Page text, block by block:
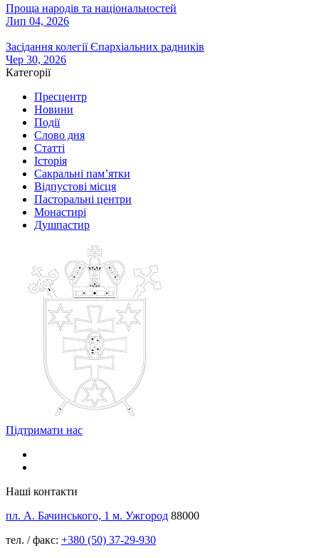
Проща народів та національностей
Лип 04, 2026
Засідання колегії Єпархіальних радників
Чер 30, 2026
Категорії
Пресцентр
Новини
Події
Слово дня
Статті
Історія
Сакральні пам’ятки
Відпустові місця
Пасторальні центри
Монастирі
Душпастир
Підтримати нас
Наші контакти
пл. А. Бачинського, 1 м. Ужгород 88000
тел. / факс: +380 (50) 37-29-930